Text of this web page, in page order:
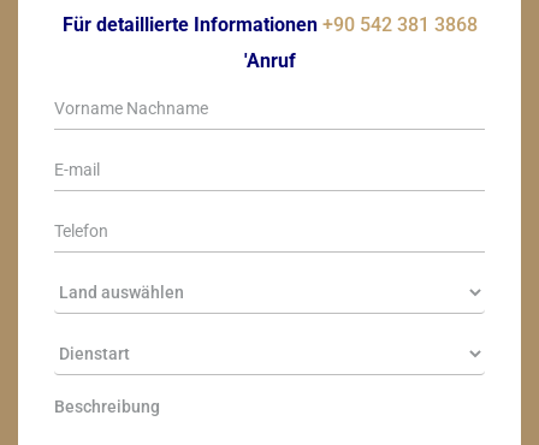
Für detaillierte Informationen +90 542 381 3868
'Anruf